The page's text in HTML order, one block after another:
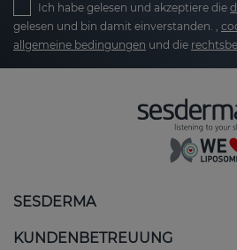
Ich habe gelesen und akzeptiere die
gelesen und bin damit einverstanden. ,
allgemeine bedingungen und die
SESDERMA
KUNDENBETREUUNG